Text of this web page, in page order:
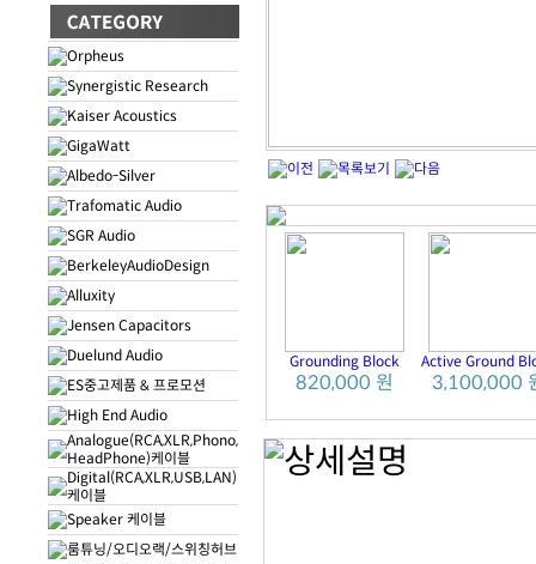
Orpheus
Synergistic Research
Kaiser Acoustics
GigaWatt
Albedo-Silver
Trafomatic Audio
SGR Audio
BerkeleyAudioDesign
Alluxity
Jensen Capacitors
Duelund Audio
ES중고제품 & 프로모션
High End Audio
Analogue(RCA,XLR,Phono,
HeadPhone)케이블
Digital(RCA,XLR,USB,LAN)
케이블
Speaker 케이블
룸튜닝/오디오랙/스위칭허브
Grounding Block
820,000 원
Active Ground
3,100,000